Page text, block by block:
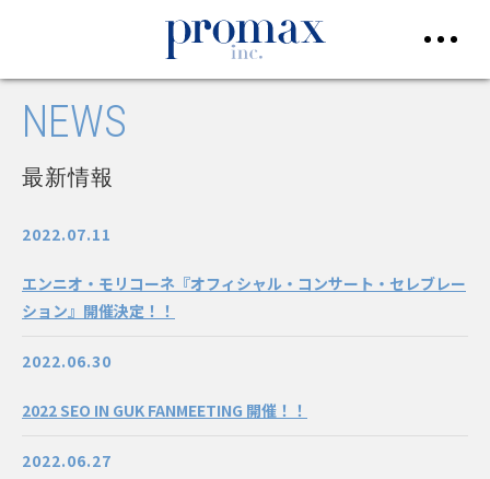
NEWS
最新情報
2022.07.11
エンニオ・モリコーネ『オフィシャル・コンサート・セレブレー
ション』開催決定！！
2022.06.30
2022 SEO IN GUK FANMEETING 開催！！
2022.06.27